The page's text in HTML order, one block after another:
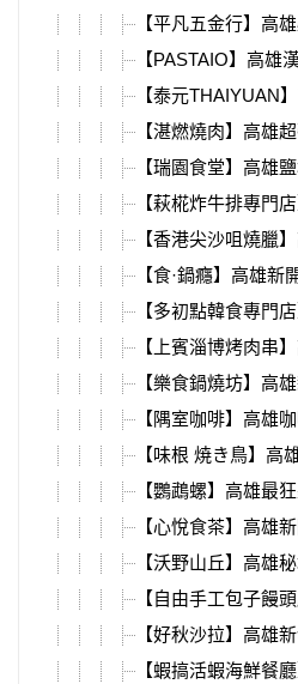
【平凡五金行】高
【PASTAIO】高雄
【泰元THAIYUAN
【湛燃燒肉】高雄
【瑞園食堂】高雄
【萩椛炸牛排專門
【香港尖沙咀燒臘
【食·鍋癮】高雄
【多初點韓食專門
【上賓淄博烤肉串
【樂食鍋燒坊】高
【隅室咖啡】高雄
【味根 焼き鳥】高
【鸚鵡螺】高雄最
【心悅食茶】高雄
【沃野山丘】高雄
【自由手工包子饅
【好秋沙拉】高雄
【蝦搞活蝦海鮮餐